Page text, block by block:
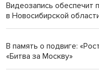
Видеозапись обеспечит
в Новосибирской
В память о подвиге:
«Битва за Москву»